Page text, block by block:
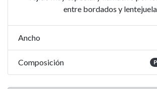
entre bordados y
Ancho
Composición